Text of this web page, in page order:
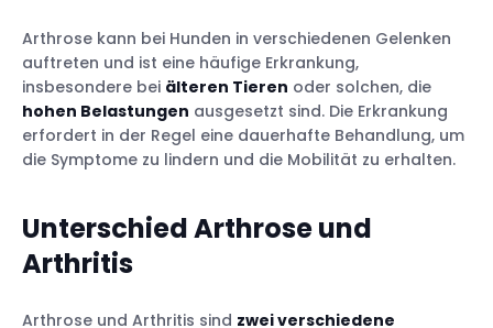
Medikamentöse Therapie
Operativer Eingriff
Alternative Behandlungsansätze
Physiotherapie
Übungen für zu Hause
Ernährung
Arthrose kann bei Hunden in verschiedenen Gelenken
auftreten und ist eine häufige Erkrankung,
insbesondere bei älteren Tieren oder solchen, die
hohen Belastungen ausgesetzt sind. Die Erkrankung
erfordert in der Regel eine dauerhafte Behandlung, um
die Symptome zu lindern und die Mobilität zu erhalten.
Unterschied Arthrose und
Arthritis
Arthrose und Arthritis sind zwei verschiedene